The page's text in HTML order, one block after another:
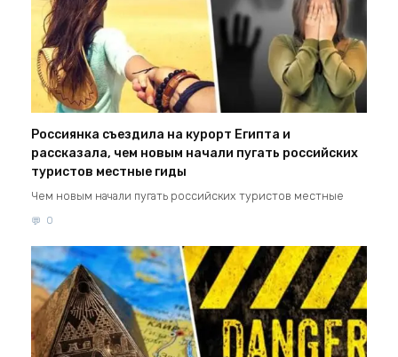
Россиянка съездила на курорт Египта и
рассказала, чем новым начали пугать российских
туристов местные гиды
Чем новым начали пугать российских туристов местные
0